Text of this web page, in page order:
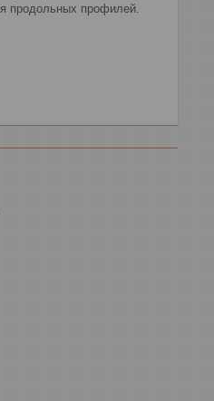
продольных профилей.